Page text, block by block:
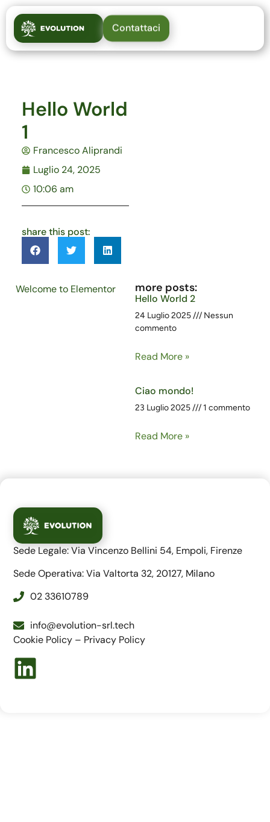
Contattaci
Hello World
1
Francesco Aliprandi
Luglio 24, 2025
10:06 am
share this post:
Welcome to Elementor more posts:
Hello World 2
24 Luglio 2025
Nessun
commento
Read More »
Ciao mondo!
23 Luglio 2025 1 commento
Read More »
Sede Legale: Via Vincenzo Bellini 54, Empoli, Firenze
Sede Operativa: Via Valtorta 32, 20127, Milano
02 33610789
info@evolution-srl.tech
Cookie Policy – Privacy Policy